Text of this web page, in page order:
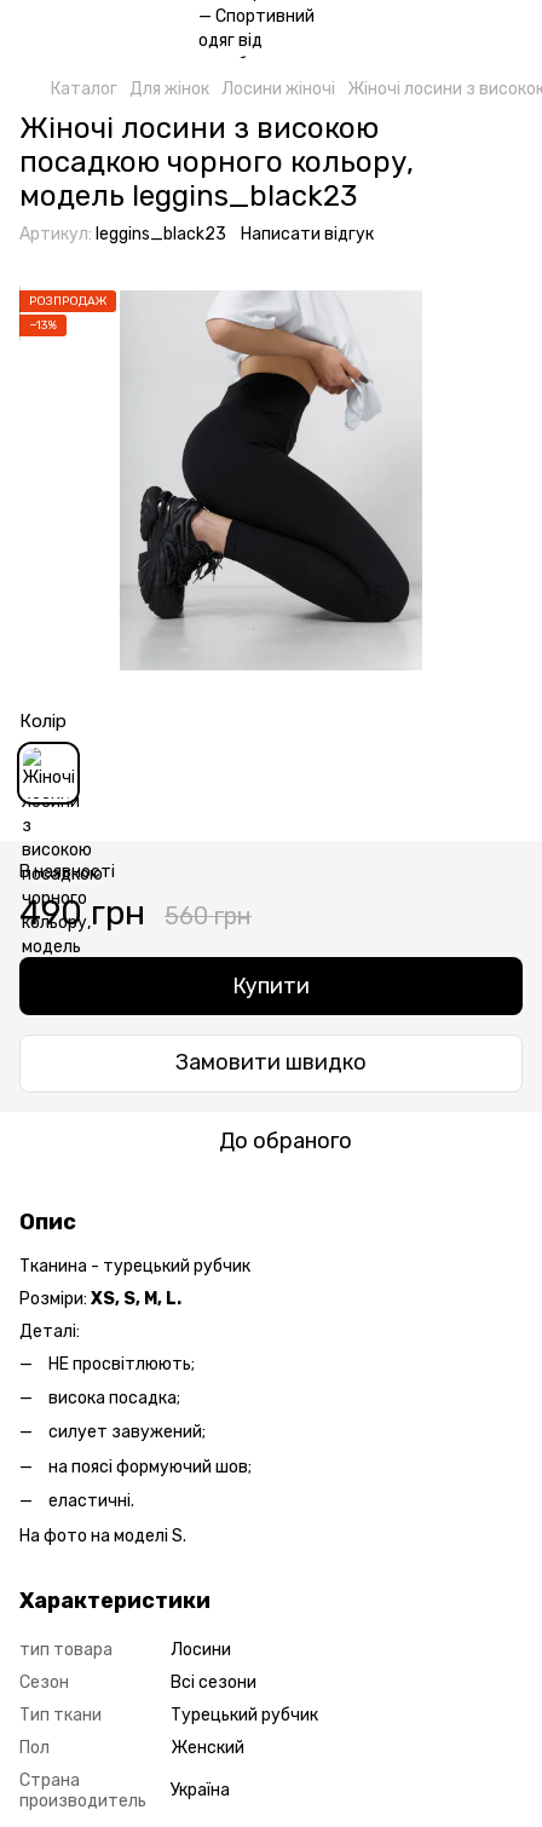
Каталог Для жінок Лосини жіночі Жіночі лосини з
Жіночі лосини з високою
посадкою чорного кольору,
модель leggins_black23
Артикул: leggins_black23 Написати відгук
РОЗПРОДАЖ
−13%
Колір
В наявності
490 грн 560 грн
Купити
Замовити швидко
До обраного
Опис
Тканина - турецький рубчик
Розміри: XS, S, M, L.
Деталі:
НЕ просвітлюють;
висока посадка;
силует завужений;
на поясі формуючий шов;
еластичні.
На фото на моделі S.
Характеристики
тип товара
Лосини
Сезон
Всі сезони
Тип ткани
Турецький рубчик
Пол
Женский
Страна
производитель
Україна